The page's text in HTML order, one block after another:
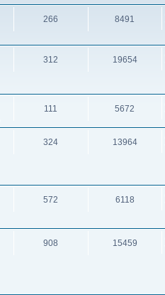
266 8491
312 19654
111 5672
324 13964
572 6118
908 15459